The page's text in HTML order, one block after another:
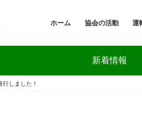
ホーム 協会の活動 運
新着情報
しました！